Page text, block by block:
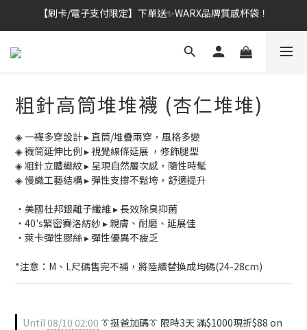
👔挺爸行動：全館襪款【最低$149起】✨立即下單！
👔挺爸行動：全館襪款【最低$149起】✨立即下單！
👔挺爸滿額贈：滿$1888就送💎品牌壓縮旅行袋！
👔挺爸行動：全館襪款【最低$149起】✨立即下單！
粗針高筒堆堆襪 (杏仁堆堆)
◈ 一襪多穿設計 ▸ 直筒/堆疊兩穿，風格多變
◈ 襪筒延伸比例 ▸ 視覺線條延展 ，修飾腿型
◈ 粗針立體織紋 ▸ 呈現自然層次感，隨性時髦
◈ 慢織工藝結構 ▸ 彈性支撐不鬆垮，舒適提升
・美國杜邦銀離子纖維 ▸ 長效除臭抑菌
・40's緊密賽洛紡紗 ▸ 親膚、耐磨、延展佳
・萊卡彈性膠絲 ▸ 彈性優異不疲乏
*注意：M、L尺碼售完不補，將陸續替換成均碼(24-28cm)
Until08/10 02:00 👔挺爸加碼👔 限時3天 滿$1000現折$88 on